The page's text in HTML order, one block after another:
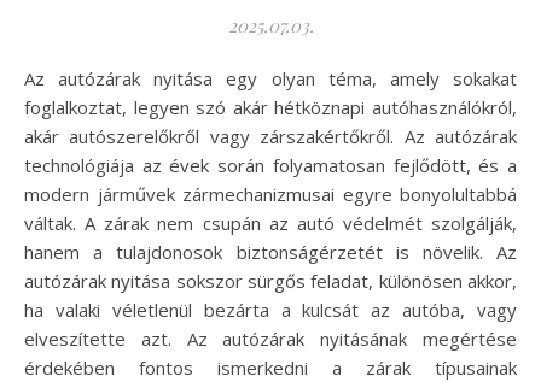
2025.07.03.
Az autózárak nyitása egy olyan téma, amely sokakat
foglalkoztat, legyen szó akár hétköznapi autóhasználókról,
akár autószerelőkről vagy zárszakértőkről. Az autózárak
technológiája az évek során folyamatosan fejlődött, és a
modern járművek zármechanizmusai egyre bonyolultabbá
váltak. A zárak nem csupán az autó védelmét szolgálják,
hanem a tulajdonosok biztonságérzetét is növelik. Az
autózárak nyitása sokszor sürgős feladat, különösen akkor,
ha valaki véletlenül bezárta a kulcsát az autóba, vagy
elveszítette azt. Az autózárak nyitásának megértése
érdekében fontos ismerkedni a zárak típusainak